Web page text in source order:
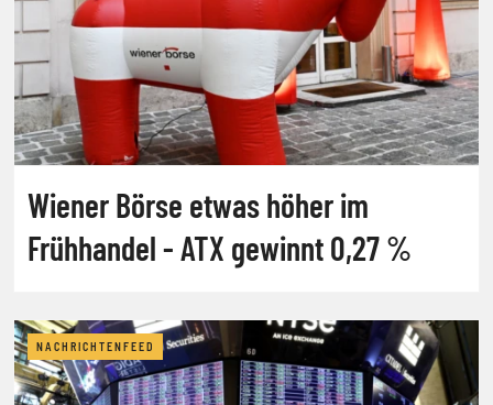
Wiener Börse etwas höher im
Frühhandel - ATX gewinnt 0,27 %
NACHRICHTENFEED